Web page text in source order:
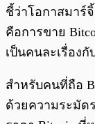
ชี้ว่าโอกาสมาร์
คือการขาย
เป็นคนละเรื่อง
สำหรับคนที่ถือ
ด้วยความระมัด